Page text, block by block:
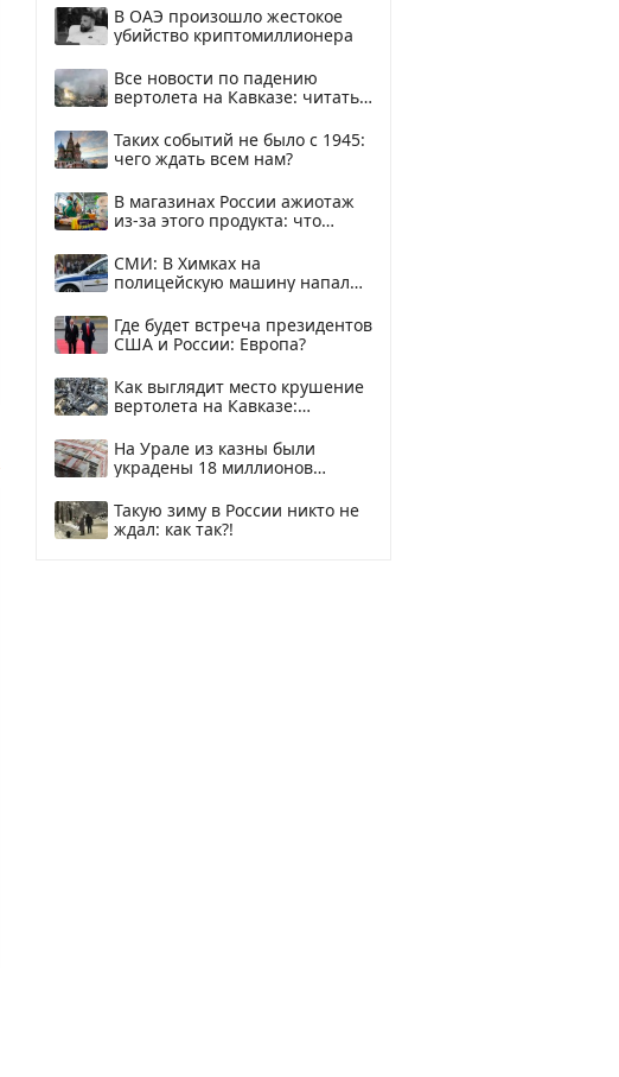
В ОАЭ произошло жестокое
убийство криптомиллионера
Все новости по падению
вертолета на Кавказе: читать
Таких событий не было с 1945:
чего ждать всем нам?
В магазинах России ажиотаж
из-за этого продукта: что
СМИ: В Химках на
полицейскую машину напали
Где будет встреча президентов
США и России: Европа?
Как выглядит место крушение
вертолета на Кавказе:
На Урале из казны были
украдены 18 миллионов
Такую зиму в России никто не
ждал: как так?!